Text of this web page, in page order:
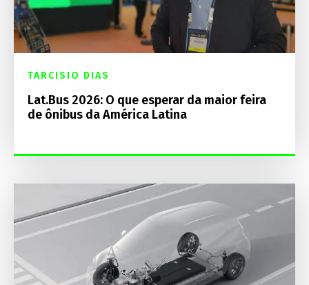
TARCISIO DIAS
Lat.Bus 2026: O que esperar da maior feira
de ônibus da América Latina